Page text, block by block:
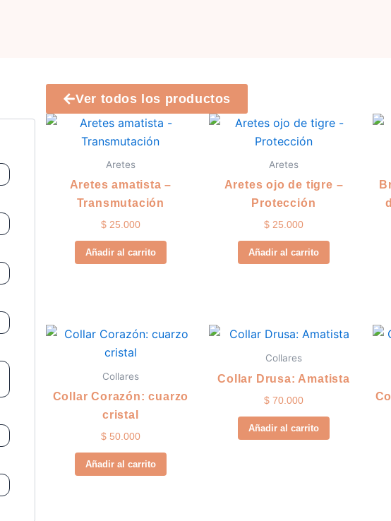
Ver todos los productos
Aretes
Aretes amatista –
Transmutación
$25.000
Añadir al carrito
Aretes
Aretes ojo de tigre –
Protección
$25.000
Añadir al carrito
Collares
Collar Corazón: cuarzo
cristal
$50.000
Añadir al carrito
Collares
Collar Drusa: Amatista
$70.000
Añadir al carrito